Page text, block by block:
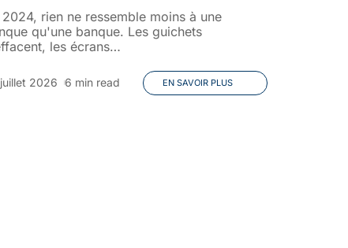
2024, rien ne ressemble moins à une
qu'une banque. Les guichets
les écrans…
2026 6 min read EN SAVOIR PLUS